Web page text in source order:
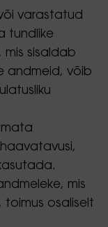
varastatud
tundlike
mis sisaldab
andmeid, võib
mis
toimus osaliselt